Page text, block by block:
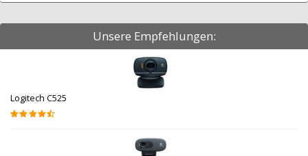
Unsere Empfehlungen:
Logitech C525